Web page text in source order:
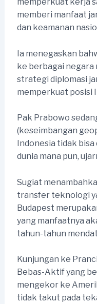
memberi manfaat
dan keamanan
Ia menegaskan
ke berbagai negara
strategi diplomasi
memperkuat posisi
Pak Prabowo
(keseimbangan
Indonesia tidak
dunia mana pun,
Sugiat
transfer teknologi
Budapest
yang manfaatnya
tahun-tahun
Kunjungan ke
Bebas-Aktif yang
mengekor ke
tidak takut pada